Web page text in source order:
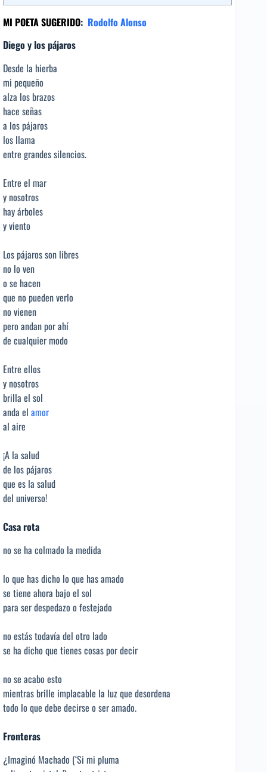
MI POETA SUGERIDO: Rodolfo Alonso
Diego y los pájaros
Desde la hierba
mi pequeño
alza los brazos
hace señas
a los pájaros
los llama
entre grandes silencios.
Entre el mar
y nosotros
hay árboles
y viento
Los pájaros son libres
no lo ven
o se hacen
que no pueden verlo
no vienen
pero andan por ahí
de cualquier modo
Entre ellos
y nosotros
brilla el sol
anda el amor
al aire
¡A la salud
de los pájaros
que es la salud
del universo!
Casa rota
no se ha colmado la medida
lo que has dicho lo que has amado
se tiene ahora bajo el sol
para ser despedazo o festejado
no estás todavía del otro lado
se ha dicho que tienes cosas por decir
no se acabo esto
mientras brille implacable la luz que desordena
todo lo que debe decirse o ser amado.
Fronteras
¿Imaginó Machado (‘Si mi pluma